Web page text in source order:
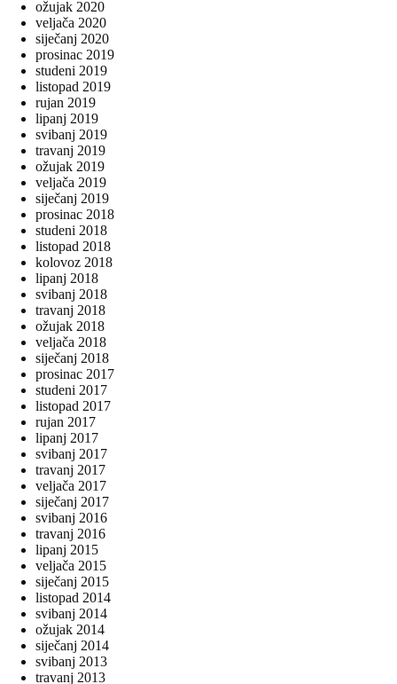
ožujak 2020
veljača 2020
siječanj 2020
prosinac 2019
studeni 2019
listopad 2019
rujan 2019
lipanj 2019
svibanj 2019
travanj 2019
ožujak 2019
veljača 2019
siječanj 2019
prosinac 2018
studeni 2018
listopad 2018
kolovoz 2018
lipanj 2018
svibanj 2018
travanj 2018
ožujak 2018
veljača 2018
siječanj 2018
prosinac 2017
studeni 2017
listopad 2017
rujan 2017
lipanj 2017
svibanj 2017
travanj 2017
veljača 2017
siječanj 2017
svibanj 2016
travanj 2016
lipanj 2015
veljača 2015
siječanj 2015
listopad 2014
svibanj 2014
ožujak 2014
siječanj 2014
svibanj 2013
travanj 2013